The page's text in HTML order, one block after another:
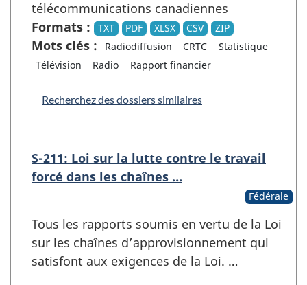
télécommunications canadiennes
Formats :
TXT PDF XLSX CSV ZIP
Mots clés : Radiodiffusion CRTC
Statistique
Télévision
Radio Rapport financier
Recherchez des dossiers similaires
S-211: Loi sur la lutte contre le travail
forcé dans les chaînes …
Fédérale
Tous les rapports soumis en vertu de la Loi
sur les chaînes d’approvisionnement qui
satisfont aux exigences de la Loi. …